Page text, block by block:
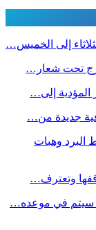
إلى الخميس…
تحت شعار…
المؤدية إلى…
جديدة من…
البرد وهبات
وتعترف…
سیتم في موعده…